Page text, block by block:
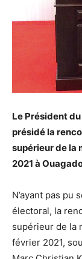
Le Président
présidé la
supérieur de la
2021 à
N’ayant pas pu
électoral, la
supérieur de la
février 2021,